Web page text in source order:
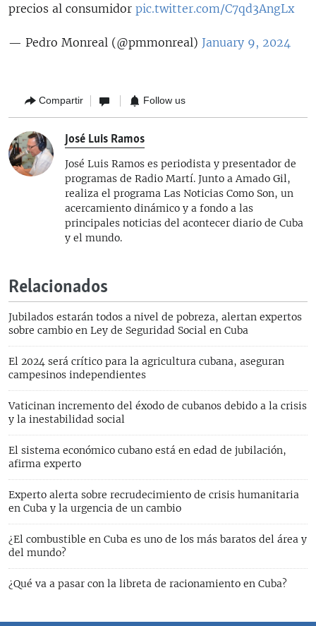
precios al consumidor pic.twitter.com/C7qd3AngLx
— Pedro Monreal (@pmmonreal) January 9, 2024
Compartir Follow us
José Luis Ramos
José Luis Ramos es periodista y presentador de
programas de Radio Martí. Junto a Amado Gil,
realiza el programa Las Noticias Como Son, un
acercamiento dinámico y a fondo a las
principales noticias del acontecer diario de Cuba
y el mundo.
Relacionados
Jubilados estarán todos a nivel de pobreza, alertan expertos
sobre cambio en Ley de Seguridad Social en Cuba
El 2024 será crítico para la agricultura cubana, aseguran
campesinos independientes
Vaticinan incremento del éxodo de cubanos debido a la crisis
y la inestabilidad social
El sistema económico cubano está en edad de jubilación,
afirma experto
Experto alerta sobre recrudecimiento de crisis humanitaria
en Cuba y la urgencia de un cambio
¿El combustible en Cuba es uno de los más baratos del área y
del mundo?
¿Qué va a pasar con la libreta de racionamiento en Cuba?